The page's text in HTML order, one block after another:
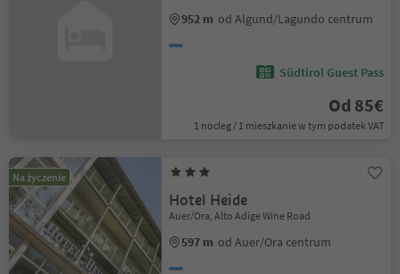
952 m od Algund/Lagundo centrum
Südtirol Guest Pass
Od 85€
1 nocleg / 1 mieszkanie w tym podatek VAT
Na życzenie
Hotel Heide
Auer/Ora, Alto Adige Wine Road
597 m od Auer/Ora centrum